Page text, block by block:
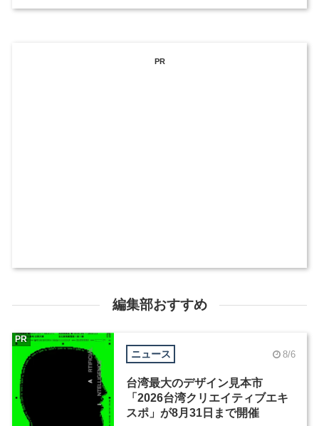
PR
編集部おすすめ
ニュース 8/6
台湾最大のデザイン見本市
「2026台湾クリエイティブエキ
スポ」が8月31日まで開催
PR